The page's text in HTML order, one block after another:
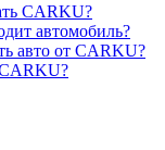
CARKU?
автомобиль?
авто от CARKU?